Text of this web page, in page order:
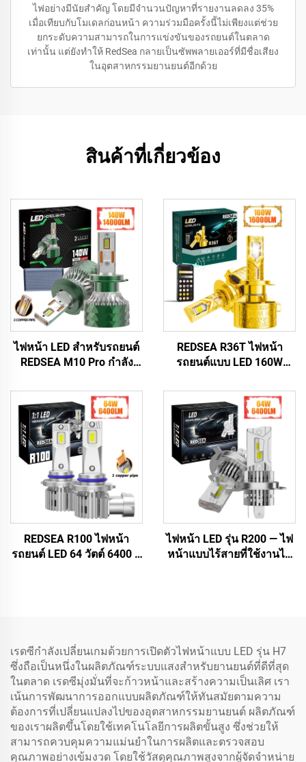
ไฟอย่างมีนัยสำคัญ โดยมีจำนวนปัญหาที่รายงานลดลง 35%
เมื่อเทียบกับโมเดลก่อนหน้า ความร่วมมือครั้งนี้ไม่เพียงแต่ช่วย
ยกระดับความสามารถในการแข่งขันของรถยนต์ในตลาด
เท่านั้น แต่ยังทำให้ RedSea กลายเป็นซัพพลายเออร์ที่มีชื่อเสียง
ในอุตสาหกรรมยานยนต์อีกด้วย
สินค้าที่เกี่ยวข้อง
ไฟหน้า LED สำหรับรถยนต์
REDSEA M10 Pro กำลัง
ลูเมน
REDSEA R36T ไฟหน้า
รถยนต์แบบ LED 160W
REDSEA R100 ไฟหน้า
รถยนต์ LED 64 วัตต์ 6400 ลู
ไฟหน้า LED รุ่น R200 — ไฟ
หน้าแบบไร้สายที่ใช้งานได้
เรดซีกำลังเปลี่ยนเกมด้วยการเปิดตัวไฟหน้าแบบ LED รุ่น H7
ซึ่งถือเป็นหนึ่งในผลิตภัณฑ์ระบบแสงสำหรับยานยนต์ที่ดีที่สุด
ในตลาด เรดซีมุ่งมั่นที่จะก้าวหน้าและสร้างความเป็นเลิศ เรา
เน้นการพัฒนาการออกแบบผลิตภัณฑ์ให้ทันสมัยตามความ
ต้องการที่เปลี่ยนแปลงไปของอุตสาหกรรมยานยนต์ ผลิตภัณฑ์
ของเราผลิตขึ้นโดยใช้เทคโนโลยีการผลิตขั้นสูง ซึ่งช่วยให้
สามารถควบคุมความแม่นยำในการผลิตและตรวจสอบ
คุณภาพอย่างเข้มงวด โดยใช้วัสดุคุณภาพสูงจากผู้จัดจำหน่าย